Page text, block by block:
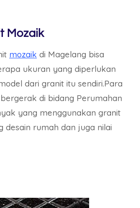
Mozaik
mozaik di Magelang bisa
ukuran yang diperlukan
dari granit itu sendiri.Para
di bidang Perumahan
yang menggunakan granit
desain rumah dan juga nilai